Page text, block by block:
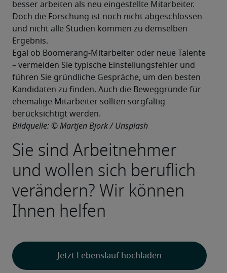
besser arbeiten als neu eingestellte Mitarbeiter.
Doch die Forschung ist noch nicht abgeschlossen
und nicht alle Studien kommen zu demselben
Egal ob Boomerang-Mitarbeiter oder neue Talente
– vermeiden Sie typische Einstellungsfehler und
führen Sie gründliche Gespräche, um den besten
Kandidaten zu finden. Auch die Beweggründe für
ehemalige Mitarbeiter sollten sorgfältig
berücksichtigt werden.
Bildquelle: © Martjen Bjork / Unsplash
Jetzt Lebenslauf hochladen
Sie sind Arbeitnehmer
und wollen sich beruflich
verändern? Wir können
Ihnen helfen